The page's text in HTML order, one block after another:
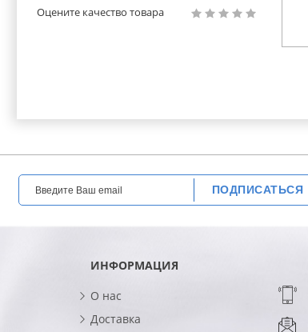
Оцените качество товара
ПОДПИСАТЬСЯ
ИНФОРМАЦИЯ
О нас
Доставка